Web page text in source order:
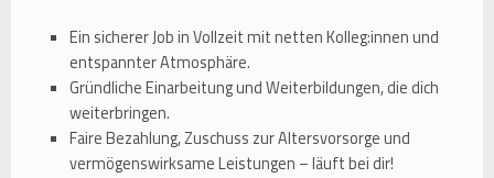
Ein sicherer Job in Vollzeit mit netten Kolleg:innen und
entspannter Atmosphäre.
Gründliche Einarbeitung und Weiterbildungen, die dich
weiterbringen.
Faire Bezahlung, Zuschuss zur Altersvorsorge und
vermögenswirksame Leistungen – läuft bei dir!